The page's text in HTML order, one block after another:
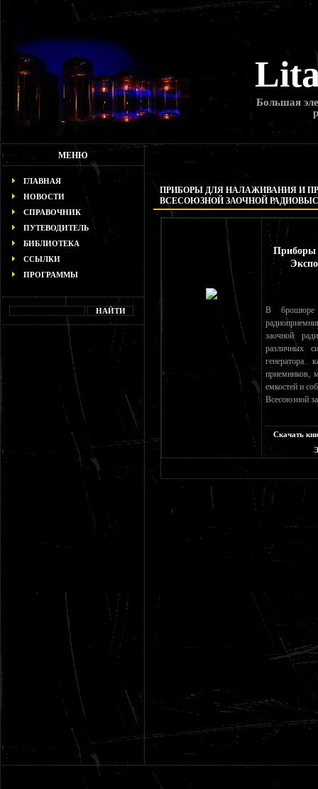
Большая
МЕНЮ
ГЛАВНАЯ
НОВОСТИ
СПРАВОЧНИК
ПУТЕВОДИТЕЛЬ
БИБЛИОТЕКА
ССЫЛКИ
ПРОГРАММЫ
ПРИБОРЫ ДЛЯ НАЛАЖИВАНИЯ И
ВСЕСОЮЗНОЙ ЗАОЧНОЙ
Приборы
В брошюре
заочной
различных
генератора
приемников,
емкостей и
Всесоюзной
Скачать